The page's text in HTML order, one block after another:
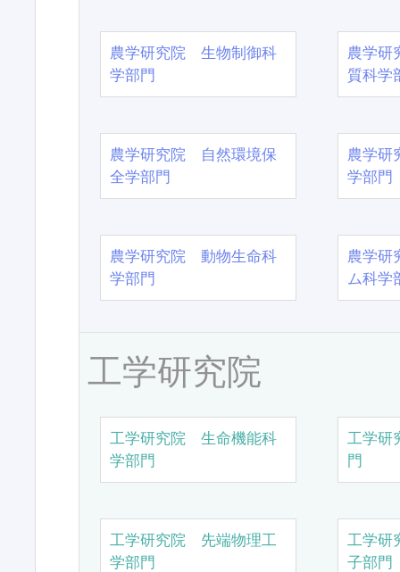
農学研究院 生物制御科
学部門
農学
質科学
農学研究院 自然環境保
全学部門
農学
学部門
農学研究院 動物生命科
学部門
農学
ム科学
工学研究院
工学研究院 生命機能科
学部門
工学研
門
工学研究院 先端物理工
学部門
工学研
子部門